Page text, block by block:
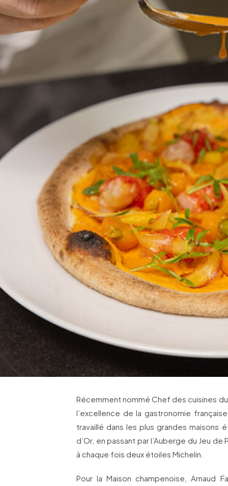
Récemment nommé Chef des cuisines du
l’excellence de la gastronomie
travaillé dans les plus grandes maisons
d’Or, en passant par l’Auberge du Jeu
à chaque fois deux étoiles Michelin.
Pour la Maison champenoise, Arnaud